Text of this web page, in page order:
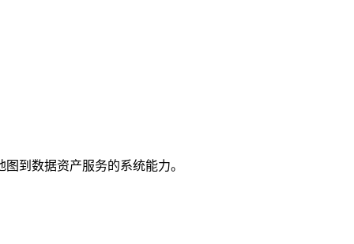
到数据资产服务的系统能力。